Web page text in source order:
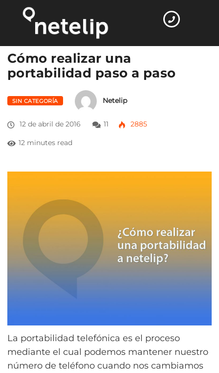
Home Sin categoría Cómo realizar una…
Cómo realizar una
portabilidad paso a paso
SIN CATEGORÍA Netelip
12 de abril de 2016 11 2885
12 minutes read
La portabilidad telefónica es el proceso
mediante el cual podemos mantener nuestro
número de teléfono cuando nos cambiamos